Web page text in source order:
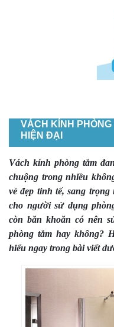
VÁCH KÍNH
HIỆN ĐẠI
Vách kính phòng tắm
chuộng trong nhiều
vẻ đẹp tinh tế, sang
cho người sử dụng
còn băn khoăn có nên
phòng tắm hay không?
hiểu ngay trong bài viết